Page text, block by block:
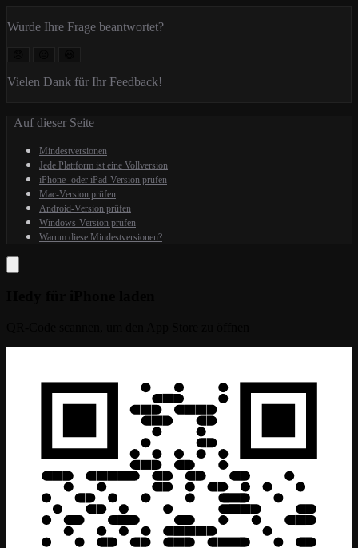
Wurde Ihre Frage beantwortet?
Vielen Dank für Ihr Feedback!
Auf dieser Seite
Mindestversionen
Jede Plattform ist eine Vollversion
iPhone- oder iPad-Version prüfen
Mac-Version prüfen
Android-Version prüfen
Windows-Version prüfen
Warum diese Mindestversionen?